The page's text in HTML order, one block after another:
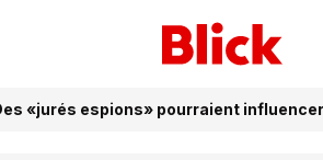
«jurés espions» pourraient